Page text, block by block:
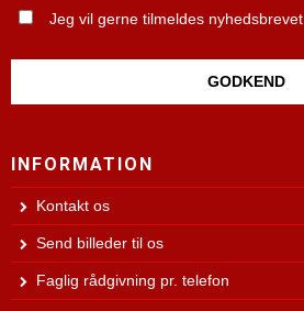
Jeg vil gerne tilmeldes nyhedsbrevet
GODKEND
INFORMATION
Kontakt os
Send billeder til os
Faglig rådgivning pr. telefon